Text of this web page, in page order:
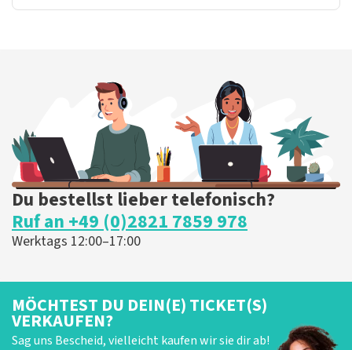
Du bestellst lieber telefonisch?
Ruf an +49 (0)2821 7859 978
Werktags 12:00–17:00
MÖCHTEST DU DEIN(E) TICKET(S)
VERKAUFEN?
Sag uns Bescheid, vielleicht kaufen wir sie dir ab!